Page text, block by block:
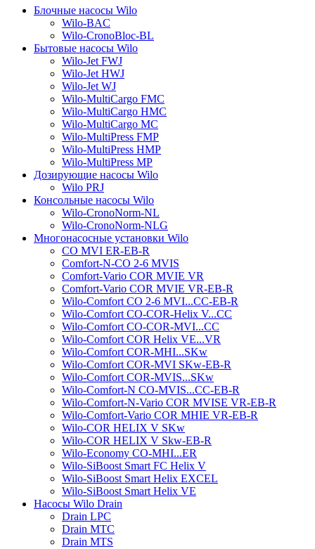
Блочные насосы Wilo
Wilo-BAC
Wilo-CronoBloc-BL
Бытовые насосы Wilo
Wilo-Jet FWJ
Wilo-Jet HWJ
Wilo-Jet WJ
Wilo-MultiCargo FMC
Wilo-MultiCargo HMC
Wilo-MultiCargo MC
Wilo-MultiPress FMP
Wilo-MultiPress HMP
Wilo-MultiPress MP
Дозирующие насосы Wilo
Wilo PRJ
Консольные насосы Wilo
Wilo-CronoNorm-NL
Wilo-CronoNorm-NLG
Многонасосные установки Wilo
CO MVI ER-EB-R
Comfort-N-CO 2-6 MVIS
Comfort-Vario COR MVIE VR
Comfort-Vario COR MVIE VR-EB-R
Wilo-Comfort CO 2-6 MVI...CC-EB-R
Wilo-Comfort CO-COR-Helix V...CC
Wilo-Comfort CO-COR-MVI...CC
Wilo-Comfort COR Helix VE...VR
Wilo-Comfort COR-MHI...SKw
Wilo-Comfort COR-MVI SKw-EB-R
Wilo-Comfort COR-MVIS...SKw
Wilo-Comfort-N CO-MVIS...CC-EB-R
Wilo-Comfort-N-Vario COR MVISE VR-EB-R
Wilo-Comfort-Vario COR MHIE VR-EB-R
Wilo-COR HELIX V SKw
Wilo-COR HELIX V Skw-EB-R
Wilo-Economy CO-MHI...ER
Wilo-SiBoost Smart FC Helix V
Wilo-SiBoost Smart Helix EXCEL
Wilo-SiBoost Smart Helix VE
Насосы Wilo Drain
Drain LPC
Drain MTC
Drain MTS